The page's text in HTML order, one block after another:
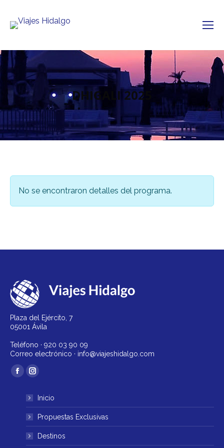
DHIGALI 2025
No se encontraron detalles del programa.
Plaza del Ejército, 7
05001 Ávila
Teléfono · 920 03 90 09
Correo electrónico · info@viajeshidalgo.com
Encuéntranos en:
Facebook
abre
una
Instagram
se
abre
en
una
Inicio
Propuestas Exclusivas
Destinos